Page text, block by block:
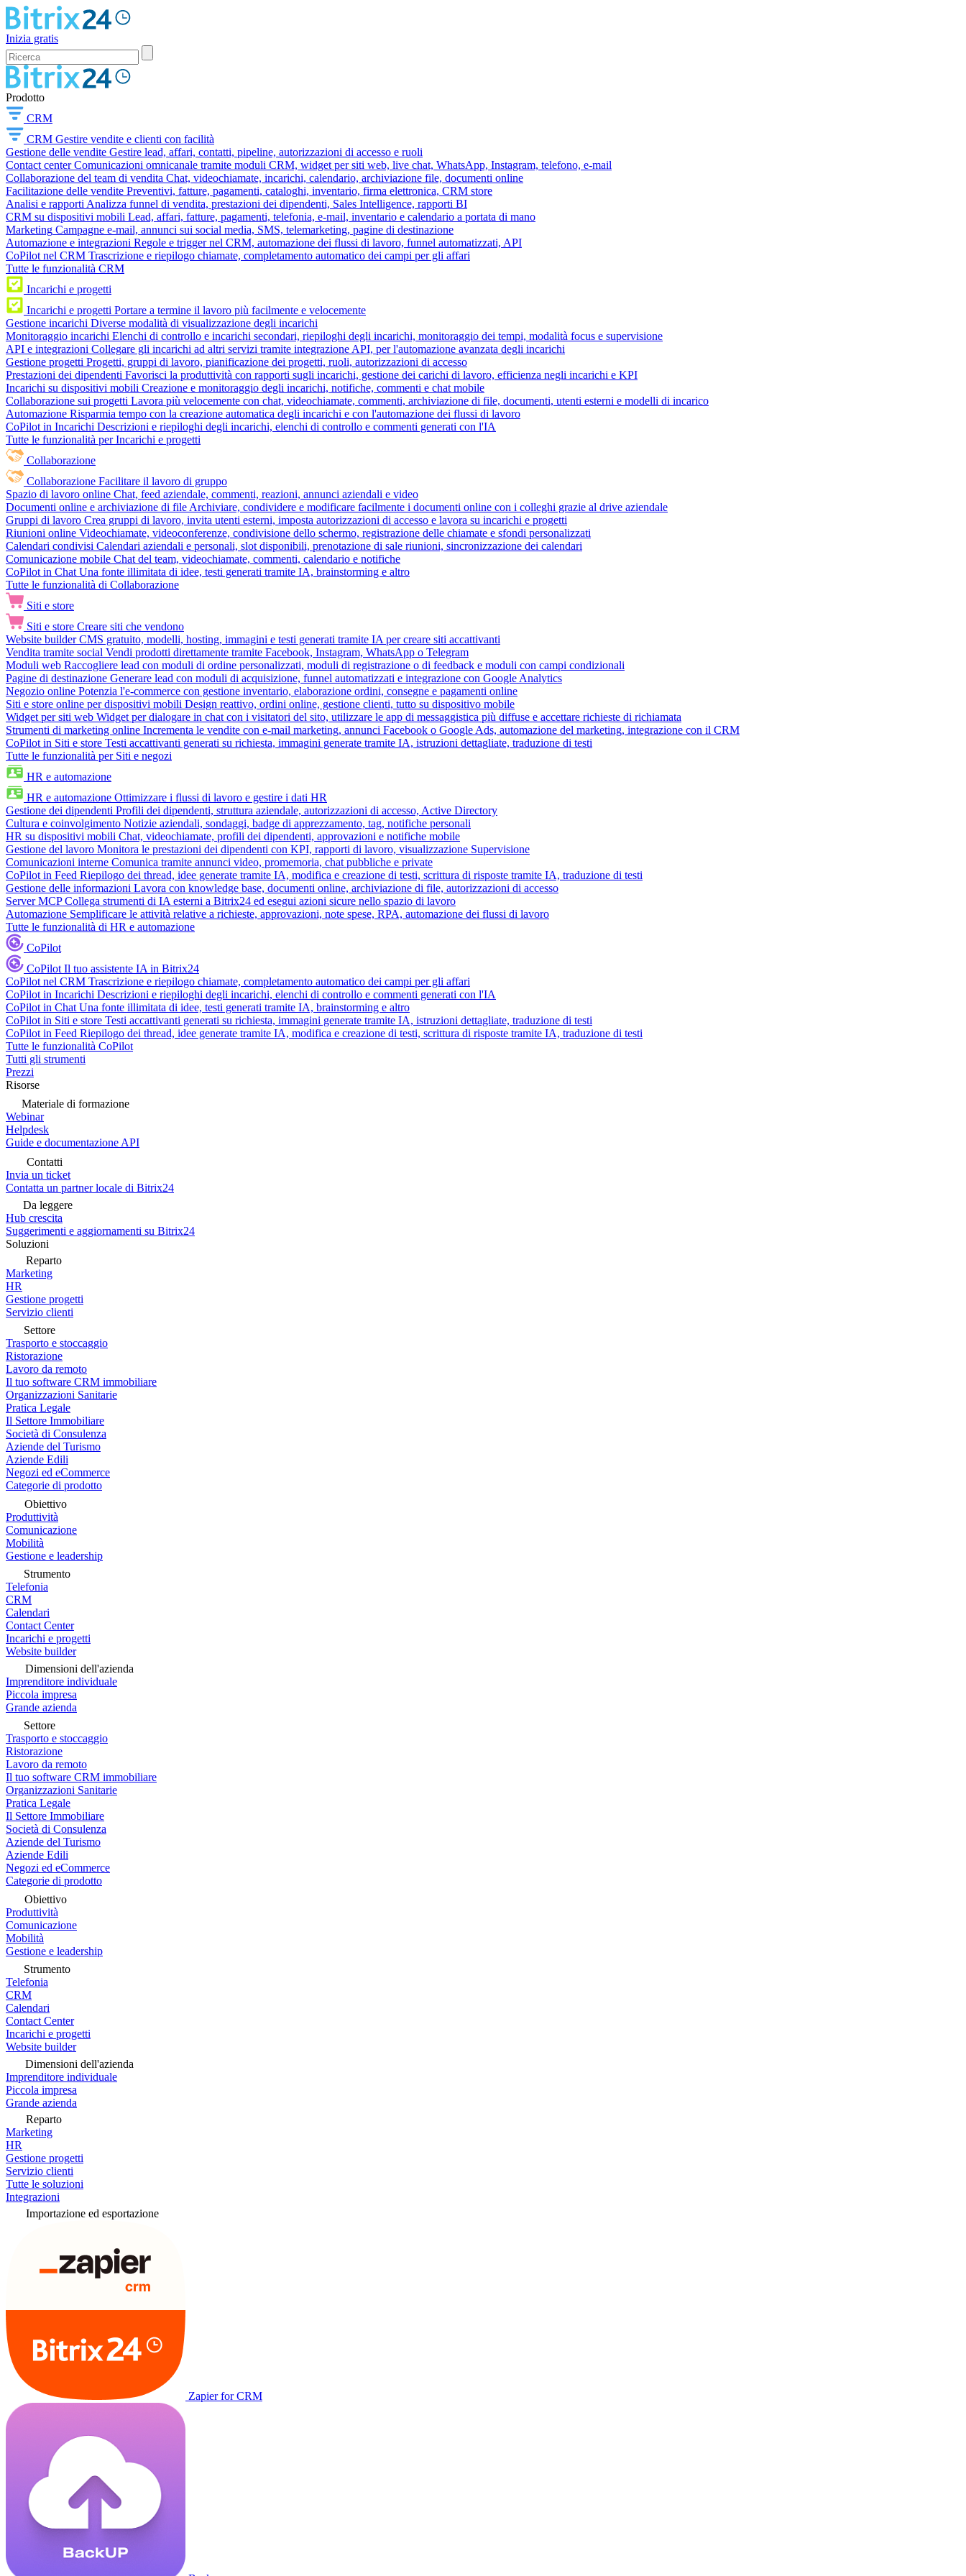
Inizia gratis
Prodotto
CRM
CRM Gestire vendite e clienti con facilità
Gestione delle vendite Gestire lead, affari, contatti, pipeline, autorizzazioni di accesso e ruoli
Contact center Comunicazioni omnicanale tramite moduli CRM, widget per siti web, live chat, WhatsApp, Instagram, telefono, e-mail
Collaborazione del team di vendita Chat, videochiamate, incarichi, calendario, archiviazione file, documenti online
Facilitazione delle vendite Preventivi, fatture, pagamenti, cataloghi, inventario, firma elettronica, CRM store
Analisi e rapporti Analizza funnel di vendita, prestazioni dei dipendenti, Sales Intelligence, rapporti BI
CRM su dispositivi mobili Lead, affari, fatture, pagamenti, telefonia, e-mail, inventario e calendario a portata di mano
Marketing Campagne e-mail, annunci sui social media, SMS, telemarketing, pagine di destinazione
Automazione e integrazioni Regole e trigger nel CRM, automazione dei flussi di lavoro, funnel automatizzati, API
CoPilot nel CRM Trascrizione e riepilogo chiamate, completamento automatico dei campi per gli affari
Tutte le funzionalità CRM
Incarichi e progetti
Incarichi e progetti Portare a termine il lavoro più facilmente e velocemente
Gestione incarichi Diverse modalità di visualizzazione degli incarichi
Monitoraggio incarichi Elenchi di controllo e incarichi secondari, riepiloghi degli incarichi, monitoraggio dei tempi, modalità focus e supervisione
API e integrazioni Collegare gli incarichi ad altri servizi tramite integrazione API, per l'automazione avanzata degli incarichi
Gestione progetti Progetti, gruppi di lavoro, pianificazione dei progetti, ruoli, autorizzazioni di accesso
Prestazioni dei dipendenti Favorisci la produttività con rapporti sugli incarichi, gestione dei carichi di lavoro, efficienza negli incarichi e KPI
Incarichi su dispositivi mobili Creazione e monitoraggio degli incarichi, notifiche, commenti e chat mobile
Collaborazione sui progetti Lavora più velocemente con chat, videochiamate, commenti, archiviazione di file, documenti, utenti esterni e modelli di incarico
Automazione Risparmia tempo con la creazione automatica degli incarichi e con l'automazione dei flussi di lavoro
CoPilot in Incarichi Descrizioni e riepiloghi degli incarichi, elenchi di controllo e commenti generati con l'IA
Tutte le funzionalità per Incarichi e progetti
Collaborazione
Collaborazione Facilitare il lavoro di gruppo
Spazio di lavoro online Chat, feed aziendale, commenti, reazioni, annunci aziendali e video
Documenti online e archiviazione di file Archiviare, condividere e modificare facilmente i documenti online con i colleghi grazie al drive aziendale
Gruppi di lavoro Crea gruppi di lavoro, invita utenti esterni, imposta autorizzazioni di accesso e lavora su incarichi e progetti
Riunioni online Videochiamate, videoconferenze, condivisione dello schermo, registrazione delle chiamate e sfondi personalizzati
Calendari condivisi Calendari aziendali e personali, slot disponibili, prenotazione di sale riunioni, sincronizzazione dei calendari
Comunicazione mobile Chat del team, videochiamate, commenti, calendario e notifiche
CoPilot in Chat Una fonte illimitata di idee, testi generati tramite IA, brainstorming e altro
Tutte le funzionalità di Collaborazione
Siti e store
Siti e store Creare siti che vendono
Website builder CMS gratuito, modelli, hosting, immagini e testi generati tramite IA per creare siti accattivanti
Vendita tramite social Vendi prodotti direttamente tramite Facebook, Instagram, WhatsApp o Telegram
Moduli web Raccogliere lead con moduli di ordine personalizzati, moduli di registrazione o di feedback e moduli con campi condizionali
Pagine di destinazione Generare lead con moduli di acquisizione, funnel automatizzati e integrazione con Google Analytics
Negozio online Potenzia l'e-commerce con gestione inventario, elaborazione ordini, consegne e pagamenti online
Siti e store online per dispositivi mobili Design reattivo, ordini online, gestione clienti, tutto su dispositivo mobile
Widget per siti web Widget per dialogare in chat con i visitatori del sito, utilizzare le app di messaggistica più diffuse e accettare richieste di richiamata
Strumenti di marketing online Incrementa le vendite con e-mail marketing, annunci Facebook o Google Ads, automazione del marketing, integrazione con il CRM
CoPilot in Siti e store Testi accattivanti generati su richiesta, immagini generate tramite IA, istruzioni dettagliate, traduzione di testi
Tutte le funzionalità per Siti e negozi
HR e automazione
HR e automazione Ottimizzare i flussi di lavoro e gestire i dati HR
Gestione dei dipendenti Profili dei dipendenti, struttura aziendale, autorizzazioni di accesso, Active Directory
Cultura e coinvolgimento Notizie aziendali, sondaggi, badge di apprezzamento, tag, notifiche personali
HR su dispositivi mobili Chat, videochiamate, profili dei dipendenti, approvazioni e notifiche mobile
Gestione del lavoro Monitora le prestazioni dei dipendenti con KPI, rapporti di lavoro, visualizzazione Supervisione
Comunicazioni interne Comunica tramite annunci video, promemoria, chat pubbliche e private
CoPilot in Feed Riepilogo dei thread, idee generate tramite IA, modifica e creazione di testi, scrittura di risposte tramite IA, traduzione di testi
Gestione delle informazioni Lavora con knowledge base, documenti online, archiviazione di file, autorizzazioni di accesso
Server MCP Collega strumenti di IA esterni a Bitrix24 ed esegui azioni sicure nello spazio di lavoro
Automazione Semplificare le attività relative a richieste, approvazioni, note spese, RPA, automazione dei flussi di lavoro
Tutte le funzionalità di HR e automazione
CoPilot
CoPilot Il tuo assistente IA in Bitrix24
CoPilot nel CRM Trascrizione e riepilogo chiamate, completamento automatico dei campi per gli affari
CoPilot in Incarichi Descrizioni e riepiloghi degli incarichi, elenchi di controllo e commenti generati con l'IA
CoPilot in Chat Una fonte illimitata di idee, testi generati tramite IA, brainstorming e altro
CoPilot in Siti e store Testi accattivanti generati su richiesta, immagini generate tramite IA, istruzioni dettagliate, traduzione di testi
CoPilot in Feed Riepilogo dei thread, idee generate tramite IA, modifica e creazione di testi, scrittura di risposte tramite IA, traduzione di testi
Tutte le funzionalità CoPilot
Tutti gli strumenti
Prezzi
Risorse
Materiale di formazione
Webinar
Helpdesk
Guide e documentazione API
Contatti
Invia un ticket
Contatta un partner locale di Bitrix24
Da leggere
Hub crescita
Suggerimenti e aggiornamenti su Bitrix24
Soluzioni
Reparto
Marketing
HR
Gestione progetti
Servizio clienti
Settore
Trasporto e stoccaggio
Ristorazione
Lavoro da remoto
Il tuo software CRM immobiliare
Organizzazioni Sanitarie
Pratica Legale
Il Settore Immobiliare
Società di Consulenza
Aziende del Turismo
Aziende Edili
Negozi ed eCommerce
Categorie di prodotto
Obiettivo
Produttività
Comunicazione
Mobilità
Gestione e leadership
Strumento
Telefonia
CRM
Calendari
Contact Center
Incarichi e progetti
Website builder
Dimensioni dell'azienda
Imprenditore individuale
Piccola impresa
Grande azienda
Settore
Trasporto e stoccaggio
Ristorazione
Lavoro da remoto
Il tuo software CRM immobiliare
Organizzazioni Sanitarie
Pratica Legale
Il Settore Immobiliare
Società di Consulenza
Aziende del Turismo
Aziende Edili
Negozi ed eCommerce
Categorie di prodotto
Obiettivo
Produttività
Comunicazione
Mobilità
Gestione e leadership
Strumento
Telefonia
CRM
Calendari
Contact Center
Incarichi e progetti
Website builder
Dimensioni dell'azienda
Imprenditore individuale
Piccola impresa
Grande azienda
Reparto
Marketing
HR
Gestione progetti
Servizio clienti
Tutte le soluzioni
Integrazioni
Importazione ed esportazione
Zapier for CRM